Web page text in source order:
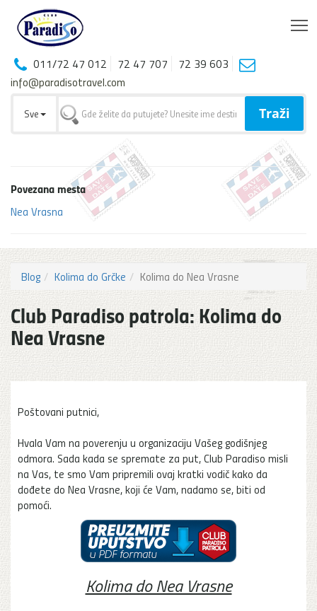
011/72 47 012 72 47 707
72 39 603
info@paradisotravel.com
Sve Traži
Povezana mesta
Nea Vrasna
Blog Kolima do Grčke Kolima do Nea Vrasne
Club Paradiso patrola: Kolima do
Nea Vrasne
Poštovani putnici,
Hvala Vam na poverenju u organizaciju Vašeg godišnjeg
odmora. Sada kada se spremate za put, Club Paradiso misli
na Vas, te smo Vam pripremili ovaj kratki vodič kako da
dođete do Nea Vrasne, koji će Vam, nadamo se, biti od
pomoći.
Kolima do Nea Vrasne